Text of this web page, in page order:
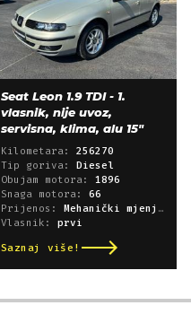
Seat Leon 1.9 TDI - 1.
vlasnik, nije uvoz,
servisna, klima, alu 15"
Kilometara: 256270
Tip goriva:
Diesel
Obujam motora: 1896
Snaga motora: 66
Prijenos:
Mehanički mjenjač
Vlasnik: prvi
Saznaj više!